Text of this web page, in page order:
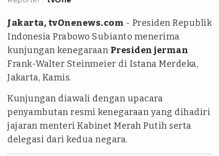
Jakarta, tvOnenews.com - Presiden Republik
Indonesia Prabowo Subianto menerima
kunjungan kenegaraan Presiden jerman
Frank-Walter Steinmeier di Istana Merdeka,
Jakarta, Kamis.
Kunjungan diawali dengan upacara
penyambutan resmi kenegaraan yang dihadiri
jajaran menteri Kabinet Merah Putih serta
delegasi dari kedua negara.